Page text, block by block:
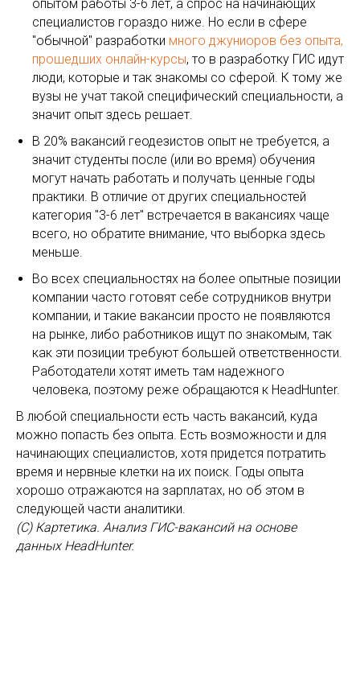
опытом работы 3-6 лет, а спрос на начинающих
специалистов гораздо ниже. Но если в сфере
"обычной" разработки много джуниоров без опыта,
прошедших онлайн-курсы, то в разработку ГИС идут
люди, которые и так знакомы со сферой. К тому же
вузы не учат такой специфический специальности, а
значит опыт здесь решает.
В 20% вакансий геодезистов опыт не требуется, а
значит студенты после (или во время) обучения
могут начать работать и получать ценные годы
практики. В отличие от других специальностей
категория "3-6 лет" встречается в вакансиях чаще
всего, но обратите внимание, что выборка здесь
меньше.
Во всех специальностях на более опытные позиции
компании часто готовят себе сотрудников внутри
компании, и такие вакансии просто не появляются
на рынке, либо работников ищут по знакомым, так
как эти позиции требуют большей ответственности.
Работодатели хотят иметь там надежного
человека, поэтому реже обращаются к HeadHunter.
В любой специальности есть часть вакансий, куда
можно попасть без опыта. Есть возможности и для
начинающих специалистов, хотя придется потратить
время и нервные клетки на их поиск. Годы опыта
хорошо отражаются на зарплатах, но об этом в
следующей части аналитики.
(С) Картетика. Анализ ГИС-вакансий на основе
данных HeadHunter.